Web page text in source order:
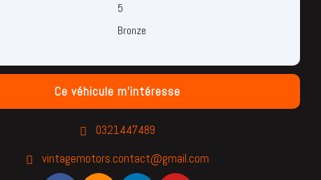
5
Bronze
Ce véhicule m'intéresse
0321447489
vintagemotors.contact@gmail.com